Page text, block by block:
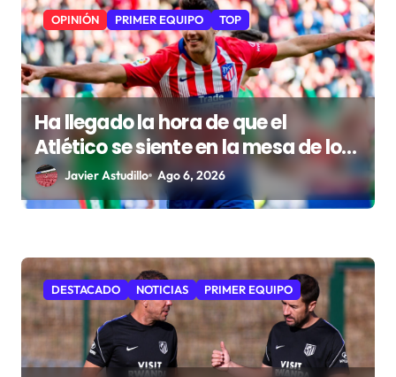
OPINIÓN PRIMER EQUIPO TOP
Ha llegado la hora de que el
Atlético se siente en la mesa de los
grandes
Javier Astudillo Ago 6, 2026
DESTACADO NOTICIAS PRIMER EQUIPO